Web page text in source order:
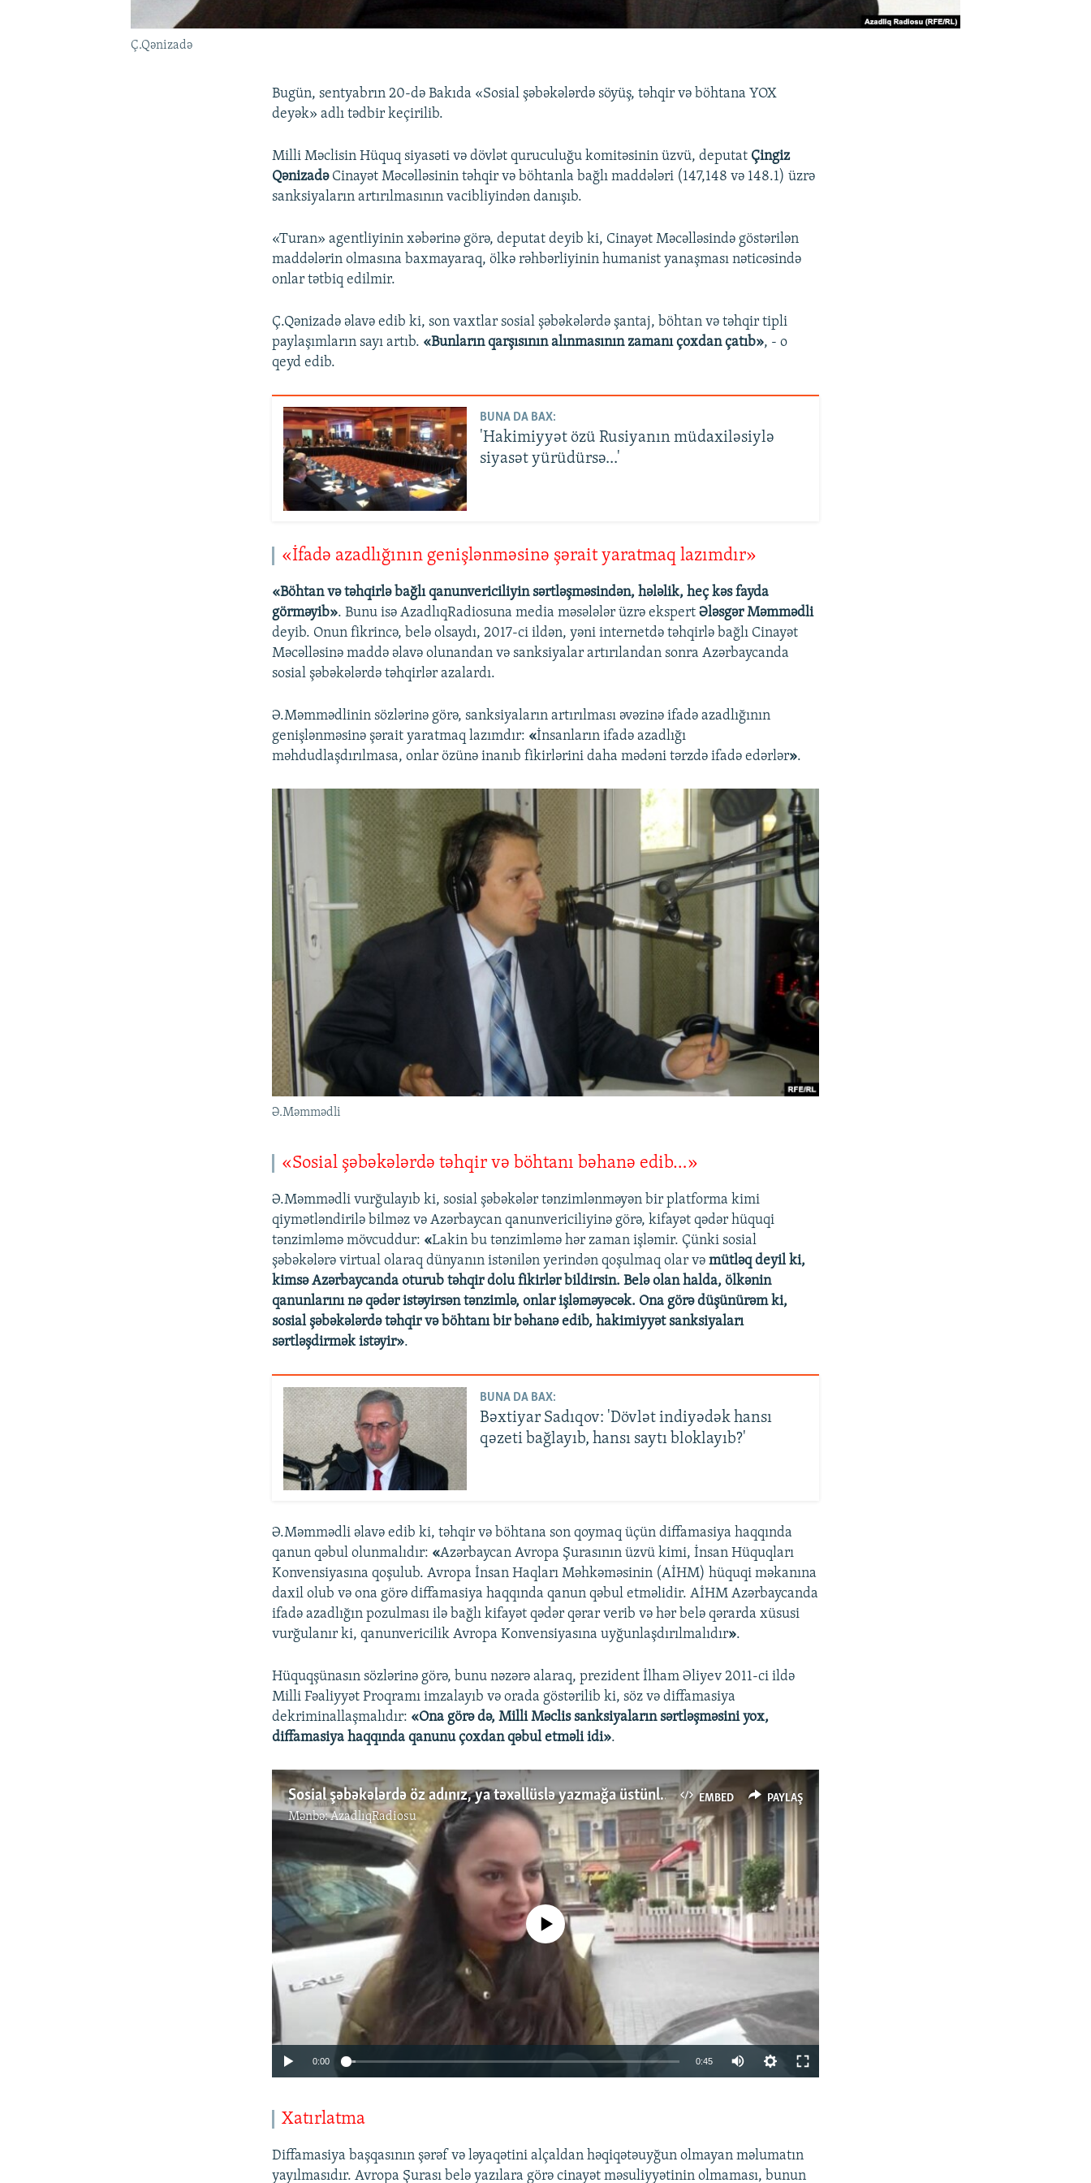
Ç.Qənizadə
Bugün, sentyabrın 20-də Bakıda «Sosial şəbəkələrdə söyüş, təhqir və böhtana YOX
deyək» adlı tədbir keçirilib.
Milli Məclisin Hüquq siyasəti və dövlət quruculuğu komitəsinin üzvü, deputat Çingiz
QənizadəCinayət Məcəlləsinin təhqir və böhtanla bağlı maddələri (147,148 və 148.1) üzrə
sanksiyaların artırılmasının vacibliyindən danışıb.
«Turan» agentliyinin xəbərinə görə, deputat deyib ki, Cinayət Məcəlləsində göstərilən
maddələrin olmasına baxmayaraq, ölkə rəhbərliyinin humanist yanaşması nəticəsində
onlar tətbiq edilmir.
Ç.Qənizadə əlavə edib ki, son vaxtlar sosial şəbəkələrdə şantaj, böhtan və təhqir tipli
paylaşımların sayı artıb. «Bunların qarşısının alınmasının zamanı çoxdan çatıb», - o
qeyd edib.
BUNA DA BAX:
'Hakimiyyət özü Rusiyanın müdaxiləsiylə
siyasət yürüdürsə...'
«İfadə azadlığının genişlənməsinə şərait yaratmaq lazımdır»
«Böhtan və təhqirlə bağlı qanunvericiliyin sərtləşməsindən, hələlik, heç kəs fayda
görməyib». Bunu isə AzadlıqRadiosuna media məsələlər üzrə ekspertƏləsgər Məmmədli
deyib. Onun fikrincə, belə olsaydı, 2017-ci ildən, yəni internetdə təhqirlə bağlı Cinayət
Məcəlləsinə maddə əlavə olunandan və sanksiyalar artırılandan sonra Azərbaycanda
sosial şəbəkələrdə təhqirlər azalardı.
Ə.Məmmədlinin sözlərinə görə, sanksiyaların artırılması əvəzinə ifadə azadlığının
genişlənməsinə şərait yaratmaq lazımdır: «İnsanların ifadə azadlığı
məhdudlaşdırılmasa, onlar özünə inanıb fikirlərini daha mədəni tərzdə ifadə edərlər».
Ə.Məmmədli
«Sosial şəbəkələrdə təhqir və böhtanı bəhanə edib…»
Ə.Məmmədli vurğulayıb ki, sosial şəbəkələr tənzimlənməyən bir platforma kimi
qiymətləndirilə bilməz və Azərbaycan qanunvericiliyinə görə, kifayət qədər hüquqi
tənzimləmə mövcuddur: «Lakin bu tənzimləmə hər zaman işləmir. Çünki sosial
şəbəkələrə virtual olaraq dünyanın istənilən yerindən qoşulmaq olar vəmütləq deyil ki,
kimsə Azərbaycanda oturub təhqir dolu fikirlər bildirsin. Belə olan halda, ölkənin
qanunlarını nə qədər istəyirsən tənzimlə, onlar işləməyəcək. Ona görə düşünürəm ki,
sosial şəbəkələrdə təhqir və böhtanı bir bəhanə edib, hakimiyyət sanksiyaları
sərtləşdirmək istəyir».
BUNA DA BAX:
Bəxtiyar Sadıqov: 'Dövlət indiyədək hansı
qəzeti bağlayıb, hansı saytı bloklayıb?'
Ə.Məmmədli əlavə edib ki, təhqir və böhtana son qoymaq üçün diffamasiya haqqında
qanun qəbul olunmalıdır: «Azərbaycan Avropa Şurasının üzvü kimi, İnsan Hüquqları
Konvensiyasına qoşulub. Avropa İnsan Haqları Məhkəməsinin (AİHM) hüquqi məkanına
daxil olub və ona görə diffamasiya haqqında qanun qəbul etməlidir. AİHM Azərbaycanda
ifadə azadlığın pozulması ilə bağlı kifayət qədər qərar verib və hər belə qərarda xüsusi
vurğulanır ki, qanunvericilik Avropa Konvensiyasına uyğunlaşdırılmalıdır».
Hüquqşünasın sözlərinə görə, bunu nəzərə alaraq, prezident İlham Əliyev 2011-ci ildə
Milli Fəaliyyət Proqramı imzalayıb və orada göstərilib ki, söz və diffamasiya
dekriminallaşmalıdır: «Ona görə də, Milli Məclis sanksiyaların sərtləşməsini yox,
diffamasiya haqqında qanunu çoxdan qəbul etməli idi».
EMBED PAYLAŞ
Sosial şəbəkələrdə öz adınız, ya təxəllüslə yazmağa üstünlük verirsiz?
Mənbə:AzadlıqRadiosu
No media source currently available
0:00 0:45
Xatırlatma
Diffamasiya başqasının şərəf və ləyaqətini alçaldan həqiqətəuyğun olmayan məlumatın
yayılmasıdır. Avropa Şurası belə yazılara görə cinayət məsuliyyətinin olmaması, bunun